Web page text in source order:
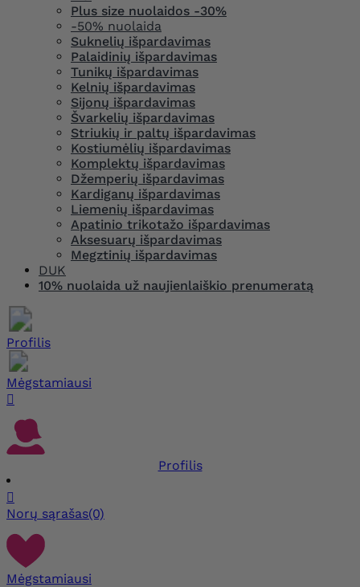
Plus size nuolaidos -30%
-50% nuolaida
Suknelių išpardavimas
Palaidinių išpardavimas
Tunikų išpardavimas
Kelnių išpardavimas
Sijonų išpardavimas
Švarkelių išpardavimas
Striukių ir paltų išpardavimas
Kostiumėlių išpardavimas
Komplektų išpardavimas
Džemperių išpardavimas
Kardiganų išpardavimas
Liemenių išpardavimas
Apatinio trikotažo išpardavimas
Aksesuarų išpardavimas
Megztinių išpardavimas
DUK
10% nuolaida už naujienlaiškio prenumeratą
Profilis
Mėgstamiausi

Profilis

Norų sąrašas(0)
Mėgstamiausi